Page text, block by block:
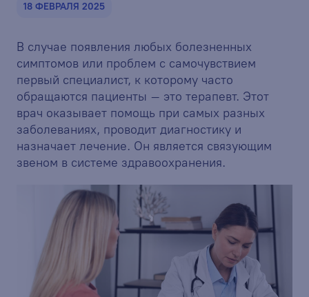
18 ФЕВРАЛЯ 2025
В случае появления любых болезненных
симптомов или проблем с самочувствием
первый специалист, к которому часто
обращаются пациенты – это терапевт. Этот
врач оказывает помощь при самых разных
заболеваниях, проводит диагностику и
назначает лечение. Он является связующим
звеном в системе здравоохранения.